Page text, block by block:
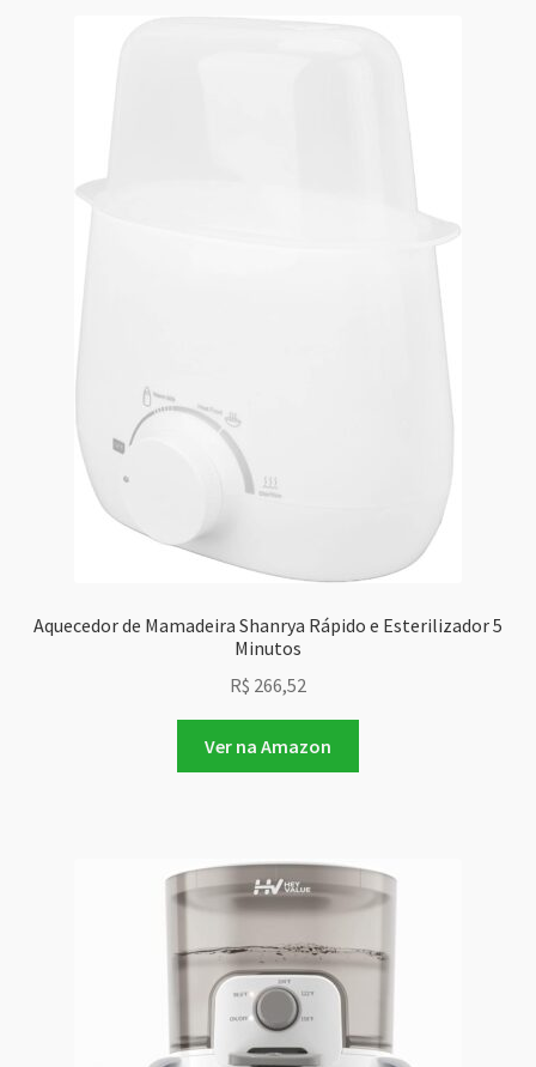
Aquecedor de Mamadeira Shanrya Rápido e Esterilizador 5
Minutos
R$ 266,52
Ver na Amazon